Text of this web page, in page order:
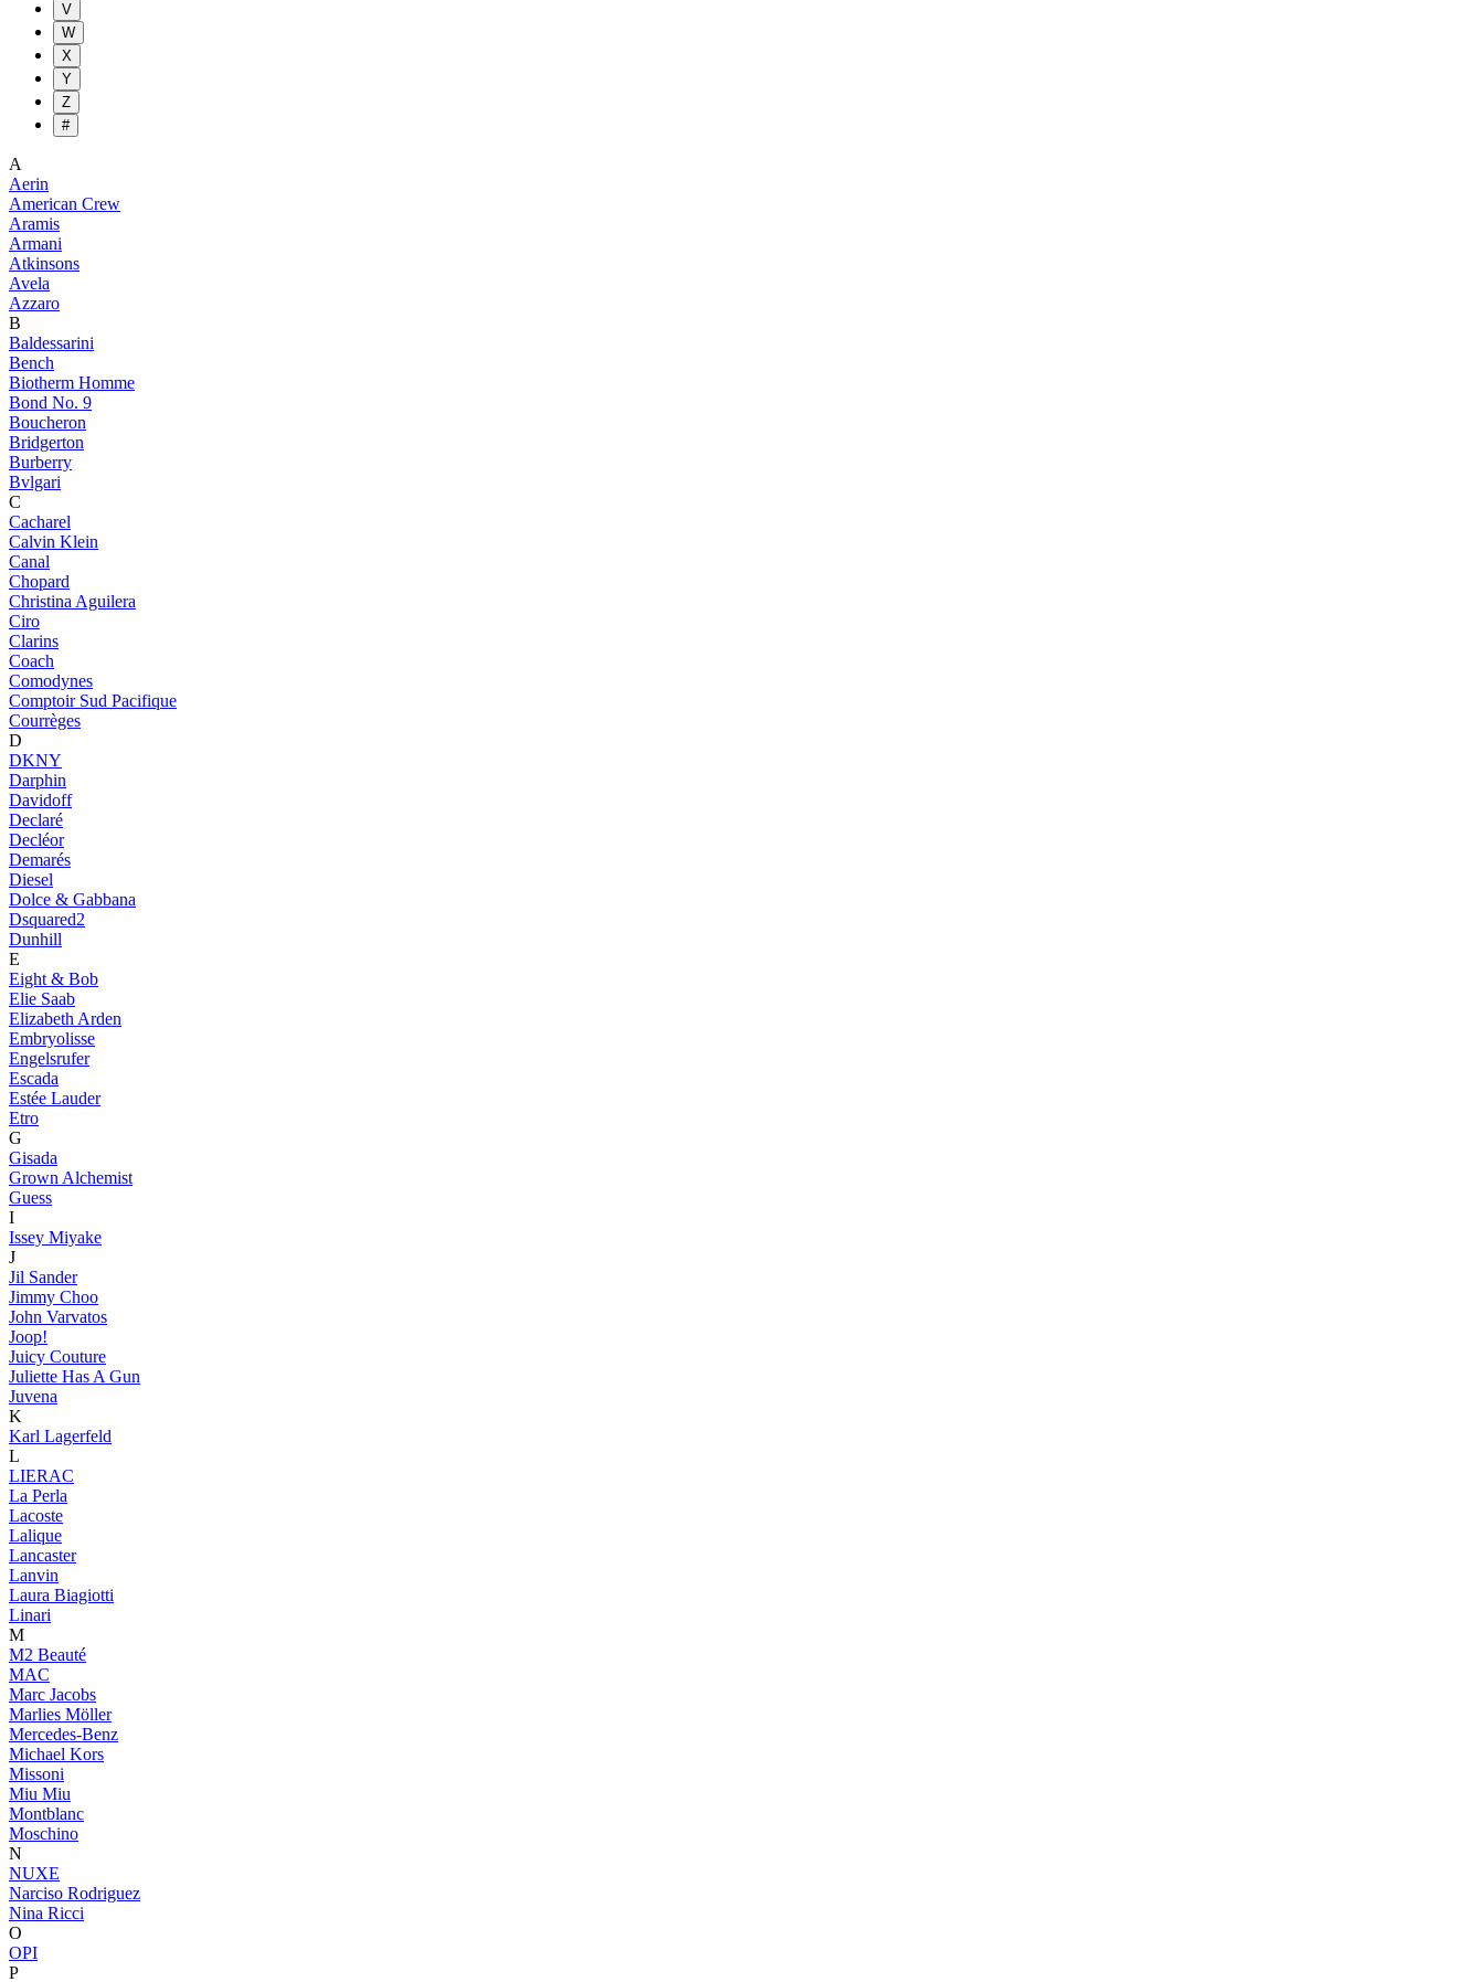
V
W
X
Y
Z
#
A
Aerin
American Crew
Aramis
Armani
Atkinsons
Avela
Azzaro
B
Baldessarini
Bench
Biotherm Homme
Bond No. 9
Boucheron
Bridgerton
Burberry
Bvlgari
C
Cacharel
Calvin Klein
Canal
Chopard
Christina Aguilera
Ciro
Clarins
Coach
Comodynes
Comptoir Sud Pacifique
Courrèges
D
DKNY
Darphin
Davidoff
Declaré
Decléor
Demarés
Diesel
Dolce & Gabbana
Dsquared2
Dunhill
E
Eight & Bob
Elie Saab
Elizabeth Arden
Embryolisse
Engelsrufer
Escada
Estée Lauder
Etro
G
Gisada
Grown Alchemist
Guess
I
Issey Miyake
J
Jil Sander
Jimmy Choo
John Varvatos
Joop!
Juicy Couture
Juliette Has A Gun
Juvena
K
Karl Lagerfeld
L
LIERAC
La Perla
Lacoste
Lalique
Lancaster
Lanvin
Laura Biagiotti
Linari
M
M2 Beauté
MAC
Marc Jacobs
Marlies Möller
Mercedes-Benz
Michael Kors
Missoni
Miu Miu
Montblanc
Moschino
N
NUXE
Narciso Rodriguez
Nina Ricci
O
OPI
P